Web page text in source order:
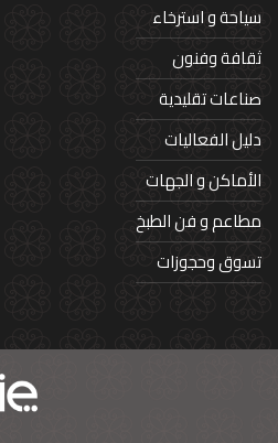
سياحة و استرخاء
ثقافة وفنون
صناعات تقليدية
دليل الفعاليات
الأماكن و الجهات
مطاعم و فن الطبخ
تسوق وحجوزات